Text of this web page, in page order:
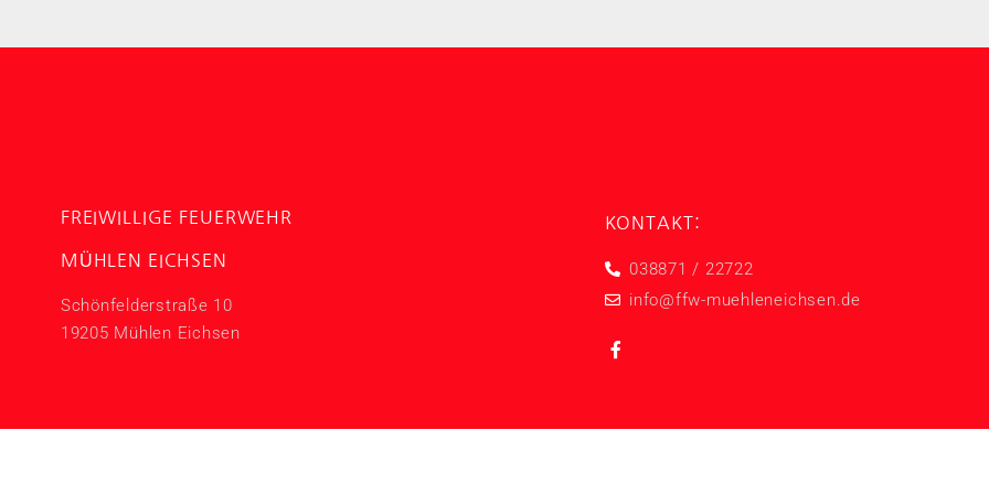
FREIWILLIGE FEUERWEHR
MÜHLEN EICHSEN
Schönfelderstraße 10
19205 Mühlen Eichsen
KONTAKT:
038871 / 22722
info@ffw-muehleneichsen.de